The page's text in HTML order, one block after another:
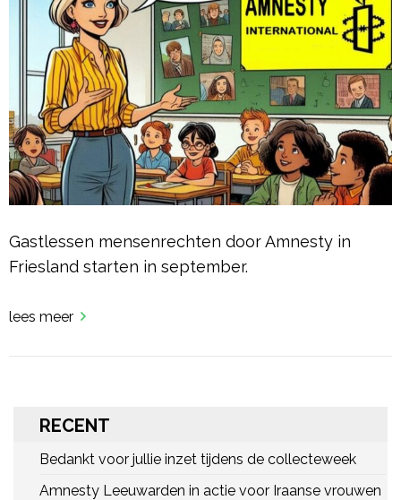
Gastlessen mensenrechten door Amnesty in
Friesland starten in september.
lees meer
RECENT
Bedankt voor jullie inzet tijdens de collecteweek
Amnesty Leeuwarden in actie voor Iraanse vrouwen